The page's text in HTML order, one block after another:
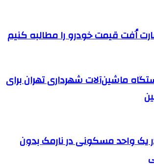
اُفت قیمت خودرو را مطالبه کنیم
۱۷۰ دستگاه ماشین‌آلات شهرداری تهران برای
در یک واحد مسکونی در نارمک بدون